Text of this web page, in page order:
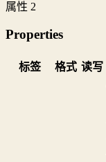
属性 2
Properties
标签 格式 读写